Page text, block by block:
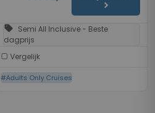
chevron_right
sell Semi All Inclusive - Beste
dagprijs
Vergelijk
#Adults Only Cruises